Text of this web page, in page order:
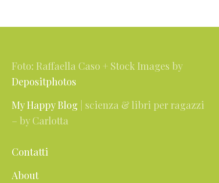
Foto: Raffaella Caso + Stock Images by
Depositphotos
My Happy Blog | scienza & libri per ragazzi
– by Carlotta
Contatti
About